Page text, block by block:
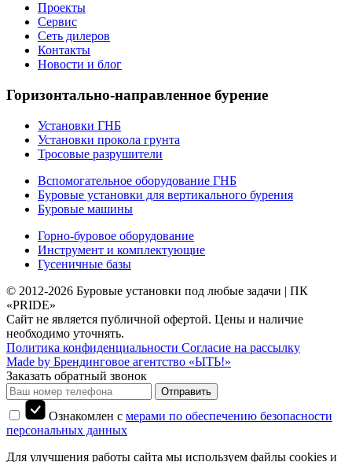
Проекты
Сервис
Сеть дилеров
Контакты
Новости и блог
Горизонтально-направленное бурение
Установки ГНБ
Установки прокола грунта
Тросовые разрушители
Вспомогательное оборудование ГНБ
Буровые установки для вертикального бурения
Буровые машины
Горно-буровое оборудование
Инструмент и комплектующие
Гусеничные базы
© 2012-2026 Буровые установки под любые задачи | ПК
«PRIDE»
Сайт не является публичной офертой. Цены и наличие
необходимо уточнять.
Политика конфиденциальности Согласие на рассылку
Made by Брендинговое агентство «ЫТЬ!»
Заказать обратный звонок
Отправить
Ознакомлен с мерами по обеспечению безопасности
персональных данных
Для улучшения работы сайта мы используем файлы cookies и